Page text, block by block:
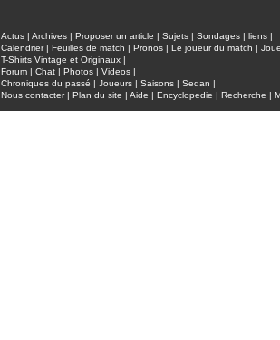
Actus | Archives | Proposer un article | Sujets | Sondages | liens |
Calendrier| Feuilles de match | Pronos | Le joueur du match |
T-Shirts Vintage et Originaux |
Forum | Chat | Photos | Videos |
Chroniques du passé | Joueurs | Saisons | Sedan |
Nous contacter| Plan du site | Aide | Encyclopedie | Recherche |